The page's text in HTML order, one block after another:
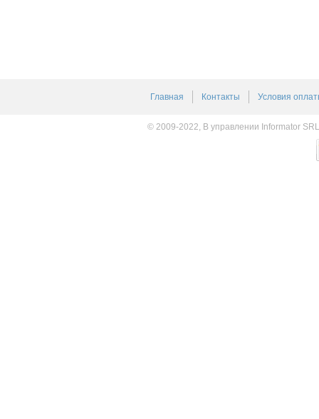
Главная Контакты Условия
© 2009-2022, В управлении Informator SRL